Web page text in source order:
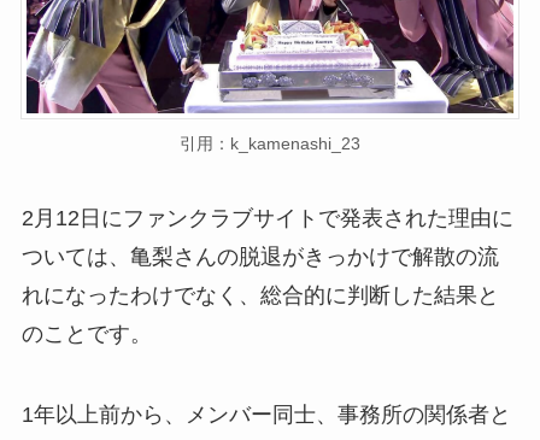
引用：k_kamenashi_23
2月12日にファンクラブサイトで発表された理由に
ついては、亀梨さんの脱退がきっかけで解散の流
れになったわけでなく、総合的に判断した結果と
のことです。
1年以上前から、メンバー同士、事務所の関係者と